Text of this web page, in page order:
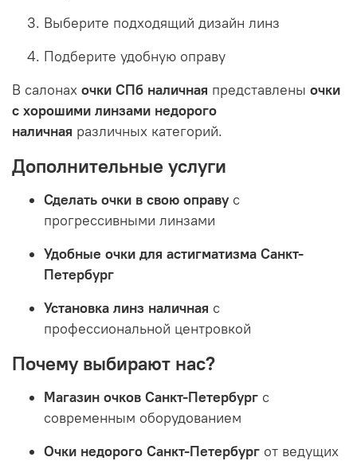
Выберите подходящий дизайн линз
Подберите удобную оправу
В салонах очки СПб наличная представлены очки
с хорошими линзами недорого
наличная различных категорий.
Дополнительные услуги
Сделать очки в свою оправу с
прогрессивными линзами
Удобные очки для астигматизма Санкт-
Петербург
Установка линз наличная с
профессиональной центровкой
Почему выбирают нас?
Магазин очков Санкт-Петербург с
современным оборудованием
Очки недорого Санкт-Петербург от ведущих